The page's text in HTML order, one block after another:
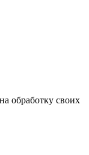
обработку своих